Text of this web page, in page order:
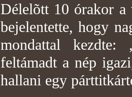
Délelõtt 10 órakor a
bejelentette, hogy
mondattal kezdte:
feltámadt a nép
hallani egy